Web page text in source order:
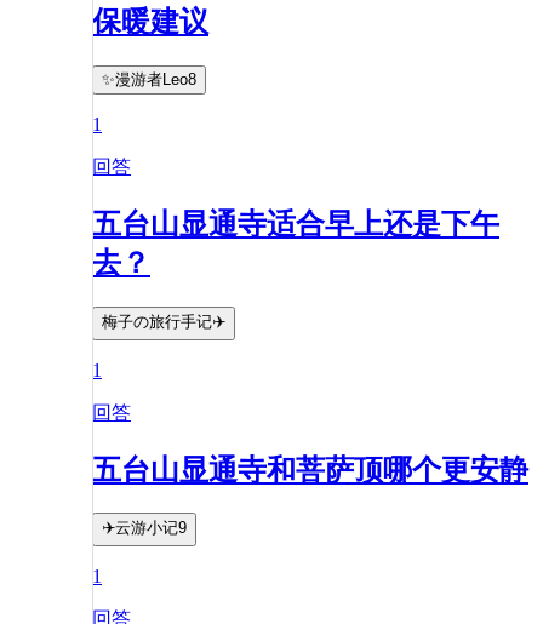
保暖建议
✨漫游者Leo8
1
回答
五台山显通寺适合早上还是下午
去？
梅子の旅行手记✈️
1
回答
五台山显通寺和菩萨顶哪个更安静
✈️云游小记9
1
回答